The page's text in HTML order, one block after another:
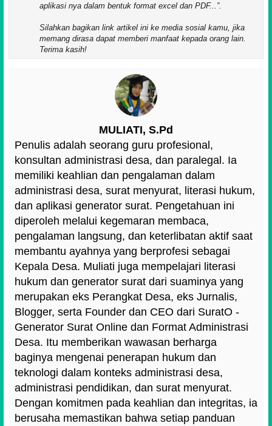
aplikasi nya dalam bentuk format excel dan PDF...
.
Silahkan bagikan link artikel ini ke media sosial kamu, jika
memang dirasa dapat memberi manfaat kepada orang lain.
Terima kasih!
MULIATI, S.Pd
Penulis adalah seorang guru profesional,
konsultan administrasi desa, dan paralegal. Ia
memiliki keahlian dan pengalaman dalam
administrasi desa, surat menyurat, literasi hukum,
dan aplikasi generator surat. Pengetahuan ini
diperoleh melalui kegemaran membaca,
pengalaman langsung, dan keterlibatan aktif saat
membantu ayahnya yang berprofesi sebagai
Kepala Desa. Muliati juga mempelajari literasi
hukum dan generator surat dari suaminya yang
merupakan eks Perangkat Desa, eks Jurnalis,
Blogger, serta Founder dan CEO dari SuratO -
Generator Surat Online dan Format Administrasi
Desa. Itu memberikan wawasan berharga
baginya mengenai penerapan hukum dan
teknologi dalam konteks administrasi desa,
administrasi pendidikan, dan surat menyurat.
Dengan komitmen pada keahlian dan integritas, ia
berusaha memastikan bahwa setiap panduan